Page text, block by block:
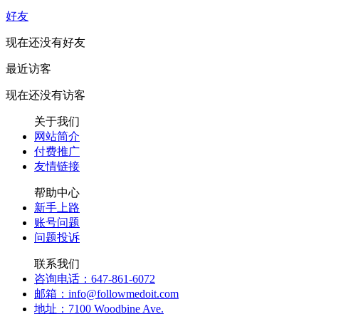
好友
现在还没有好友
最近访客
现在还没有访客
关于我们
网站简介
付费推广
友情链接
帮助中心
新手上路
账号问题
问题投诉
联系我们
咨询电话：647-861-6072
邮箱：info@followmedoit.com
地址：7100 Woodbine Ave.